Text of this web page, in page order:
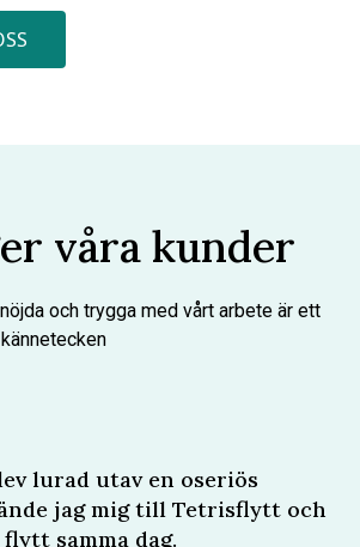
våra kunder
och trygga med vårt arbete är ett
lurad utav en oseriös
jag mig till Tetrisflytt och
samma dag.